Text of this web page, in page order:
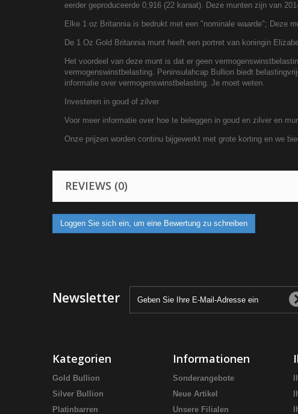
eerder geproduceerde 0,916 (22 karaat). Deze munten zijn van
Elke 1 oz Britannia is bedrukt met een "nominale waarde"; Deze
De 1 Oz Gold Britannia munt heeft een portret van koningin
Het voordeel van deze munt is dat er geen
vermogenswinstbelasting. Peninsulahcap Bullion biedt
informatie over vermogenswinstbelasting. Je moet weten.
Investeren in goud of zilver
Voor meer informatie over hoe te beleggen in goud en zilver en
Onze prijzen worden continu bijgewerkt met grote korting en we
REVIEWS (0)
Loggen Sie sich ein, um eine Bewertung zu schreiben
Newsletter
Kategorien
Gold Bullion
Silver Bullion
Platinbarren
Informationen
Sonderangebote
Neue Artikel
Unsere Filialen